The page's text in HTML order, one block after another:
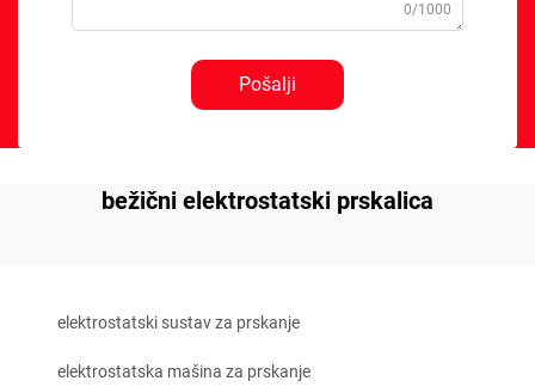
0/1000
Pošalji
bežični elektrostatski prskalica
elektrostatski sustav za prskanje
elektrostatska mašina za prskanje